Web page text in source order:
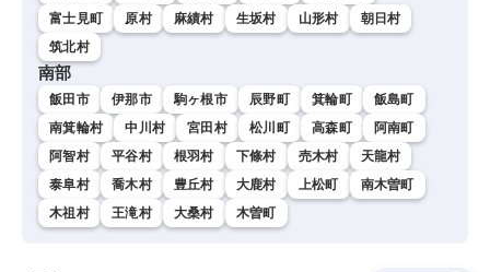
富士見町
原村 麻績村 生坂村 山形村
朝日村
筑北村
南部
飯田市 伊那市 駒ヶ根市 辰野町 箕輪町
飯島町
南箕輪村
中川村 宮田村 松川町 高森町
阿南町
阿智村
平谷村 根羽村 下條村 売木村
天龍村
泰阜村
喬木村 豊丘村 大鹿村 上松町
南木曽町
木祖村
王滝村 大桑村 木曽町